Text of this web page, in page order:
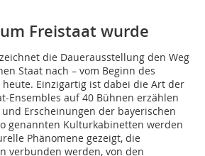
Freistaat wurde
die Dauerausstellung den Weg
Staat nach – vom Beginn des
heute. Einzigartig ist dabei die Art der
Ensembles auf 40 Bühnen erzählen
Erscheinungen der bayerischen
genannten Kulturkabinetten werden
Phänomene gezeigt, die
verbunden werden, von den